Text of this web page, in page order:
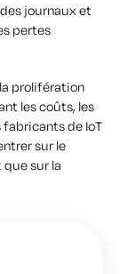
journaux et
pertes
prolifération
les coûts, les
de IoT
sur le
sur la